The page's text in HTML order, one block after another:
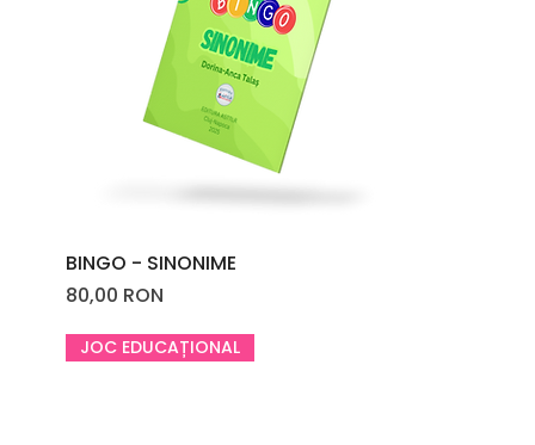
BINGO - SINONIME
Price
80,00 RON
JOC EDUCAȚIONAL